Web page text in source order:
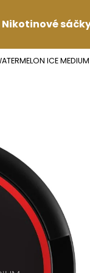
Nikotinové
ICE MEDIUM
Co